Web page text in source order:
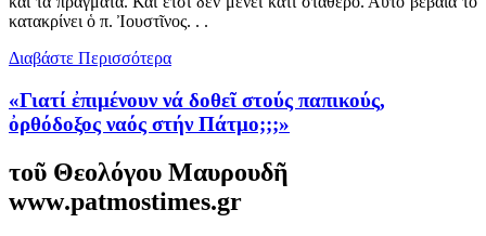
κατακρίνει ὁ π. Ἰουστῖνος. . .
Διαβάστε Περισσότερα
«Γιατί ἐπιμένουν νά δοθεῖ στούς παπικούς,
ὀρθόδοξος ναός στήν Πάτμο;;;»
τοῦ Θεολόγου Μαυρουδῆ
www.patmostimes.gr